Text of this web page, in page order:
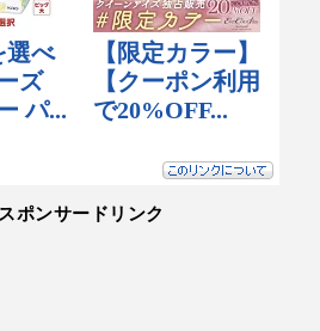
スポンサードリンク